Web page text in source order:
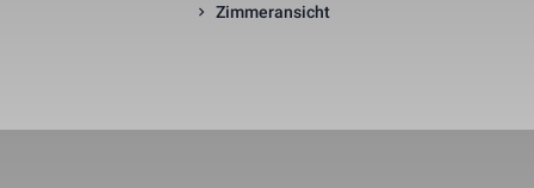
Zimmeransicht